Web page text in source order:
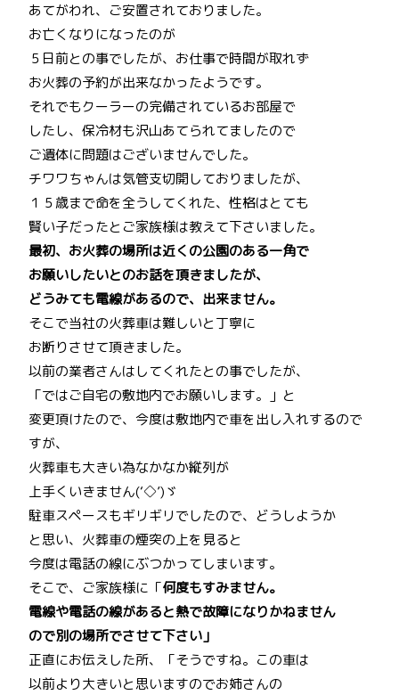
あてがわれ、ご安置されておりました。
お亡くなりになったのが
５日前との事でしたが、お仕事で時間が取れず
お火葬の予約が出来なかったようです。
それでもクーラーの完備されているお部屋で
したし、保冷材も沢山あてられてましたので
ご遺体に問題はございませんでした。
チワワちゃんは気管支切開しておりましたが、
１５歳まで命を全うしてくれた、性格はとても
賢い子だったとご家族様は教えて下さいました。
最初、お火葬の場所は近くの公園のある一角で
お願いしたいとのお話を頂きましたが、
どうみても電線があるので、出来ません。
そこで当社の火葬車は難しいと丁寧に
お断りさせて頂きました。
以前の業者さんはしてくれたとの事でしたが、
「ではご自宅の敷地内でお願いします。」と
変更頂けたので、今度は敷地内で車を出し入れするので
すが、
火葬車も大きい為なかなか縦列が
上手くいきません(‘◇’)ゞ
駐車スペースもギリギリでしたので、どうしようか
と思い、火葬車の煙突の上を見ると
今度は電話の線にぶつかってしまいます。
そこで、ご家族様に「何度もすみません。
電線や電話の線があると熱で故障になりかねません
ので別の場所でさせて下さい」
正直にお伝えした所、「そうですね。この車は
以前より大きいと思いますのでお姉さんの